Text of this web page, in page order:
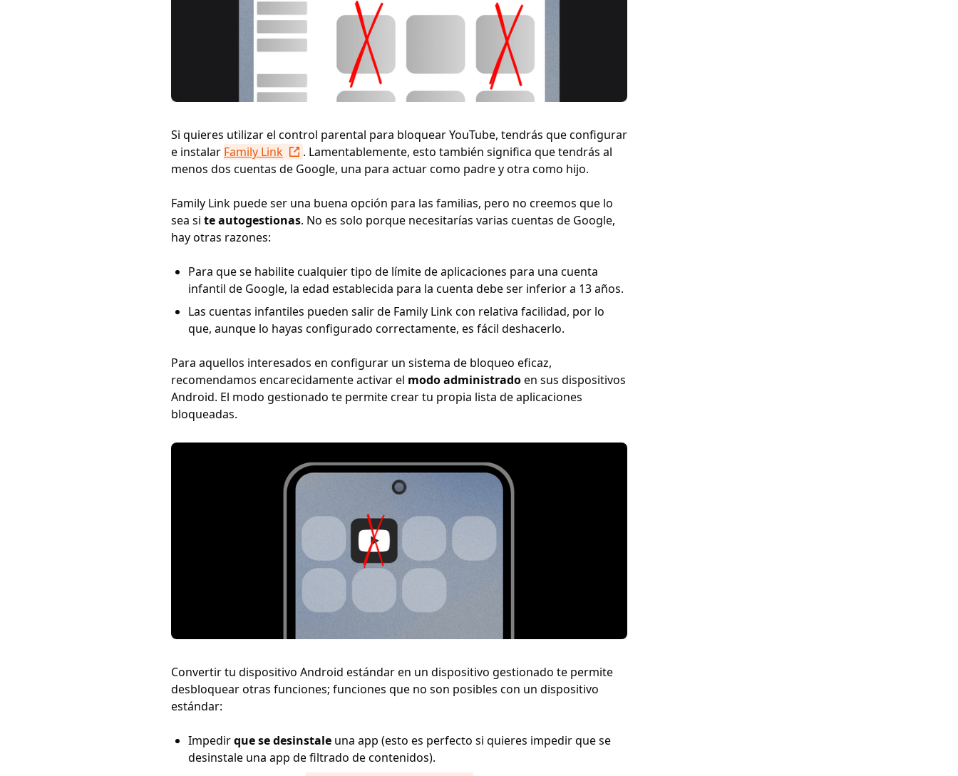
Si quieres utilizar el control parental para bloquear YouTube, tendrás que configurar
e instalar Family Link
. Lamentablemente, esto también significa que tendrás al
menos dos cuentas de Google, una para actuar como padre y otra como hijo.
Family Link puede ser una buena opción para las familias, pero no creemos que lo
sea si te autogestionas. No es solo porque necesitarías varias cuentas de Google,
hay otras razones:
Para que se habilite cualquier tipo de límite de aplicaciones para una cuenta
infantil de Google, la edad establecida para la cuenta debe ser inferior a 13 años.
Las cuentas infantiles pueden salir de Family Link con relativa facilidad, por lo
que, aunque lo hayas configurado correctamente, es fácil deshacerlo.
Para aquellos interesados en configurar un sistema de bloqueo eficaz,
recomendamos encarecidamente activar el modo administradoen sus dispositivos
Android. El modo gestionado te permite crear tu propia lista de aplicaciones
bloqueadas.
Convertir tu dispositivo Android estándar en un dispositivo gestionado te permite
desbloquear otras funciones; funciones que no son posibles con un dispositivo
estándar:
Impedirque se desinstale una app (esto es perfecto si quieres impedir que se
desinstale una app de filtrado de contenidos).